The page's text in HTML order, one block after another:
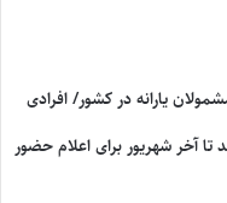
یارانه در کشور/ افرادی
تا آخر شهریور برای اعلام حضور